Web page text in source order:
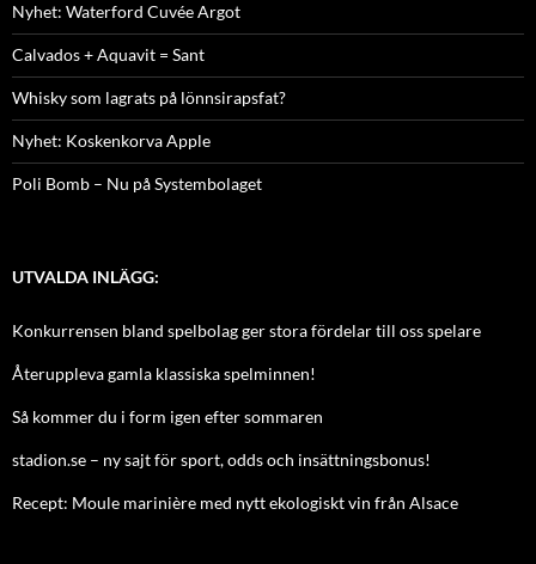
Nyhet: Waterford Cuvée Argot
Calvados + Aquavit = Sant
Whisky som lagrats på lönnsirapsfat?
Nyhet: Koskenkorva Apple
Poli Bomb – Nu på Systembolaget
UTVALDA INLÄGG:
Konkurrensen bland spelbolag ger stora fördelar till oss spelare
Återuppleva gamla klassiska spelminnen!
Så kommer du i form igen efter sommaren
stadion.se – ny sajt för sport, odds och insättningsbonus!
Recept: Moule marinière med nytt ekologiskt vin från Alsace